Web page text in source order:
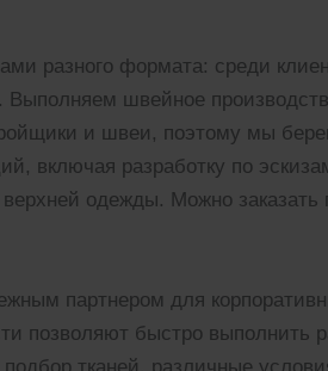
разного формата: среди
швейное
и швеи, поэтому мы
включая разработку по
одежды. Можно
партнером для
позволяют быстро выполнить